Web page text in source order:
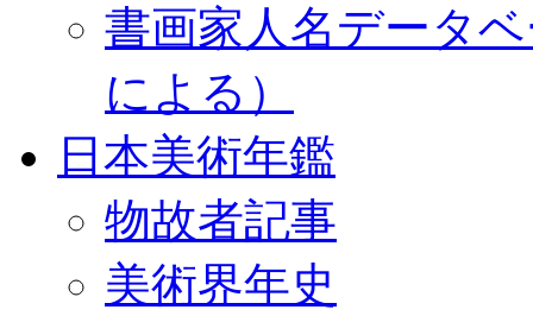
書画家人名データ
による）
日本美術年鑑
物故者記事
美術界年史